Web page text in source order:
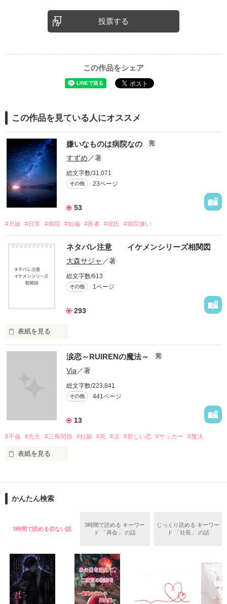
投票する
この作品をシェア
この作品を見ている人にオススメ
嫌いなものは病院なの 完
すずめ ／著
総文字数/31,071
その他 23ページ
53
#兄妹 #日常 #病院 #短編 #医者 #彼氏 #病院嫌い
ネタバレ注意 イケメンシリーズ相関図
大森サジャ ／著
総文字数/613
その他 1ページ
293
表紙を見る
イケメンシリーズ相関図
第一弾から第十弾
作品を読むのに役立てばと思います
涙恋～RUIRENの魔法～ 完
Via ／著
総文字数/223,841
その他 441ページ
13
#不倫 #先生 #三角関係 #妊娠 #死 #涙 #新しい恋 #サッカー #魔法
表紙を見る
泣かせてばかりで…ゴメン…」
ユウは悲しく微笑む・・・・
悩み傷つき　精一杯愛した人
「俺なら　亜恋を
かんたん検索
3時間で読める切ない話
3時間で読める キーワー
ド 「再会」 の話
じっくり読める キーワー
ド 「社長」 の話